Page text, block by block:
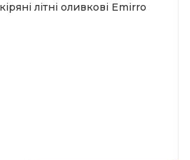
літні оливкові Emirro